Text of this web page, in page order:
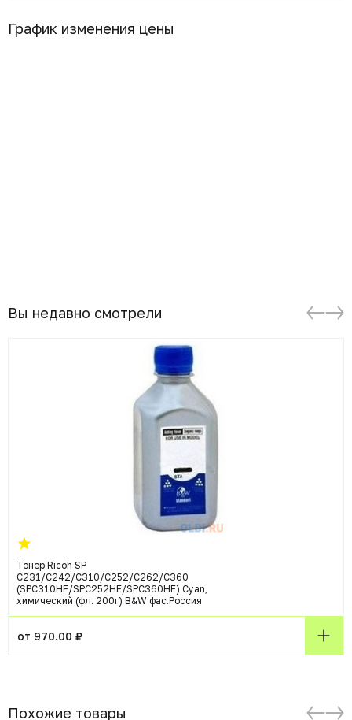
График изменения цены
Вы недавно смотрели
Тонер Ricoh SP
C231/C242/C310/C252/C262/C360
(SPC310HE/SPC252HE/SPC360HE) Cyan,
химический (фл. 200г) B&W фас.Россия
от 970.00 ₽
Похожие товары